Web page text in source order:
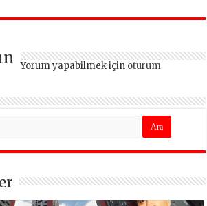
kongre heyecanı!
Yorum yapabilmek için oturum